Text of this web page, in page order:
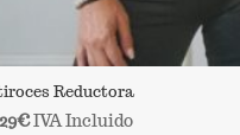
Reductora
€El
IVA Incluido